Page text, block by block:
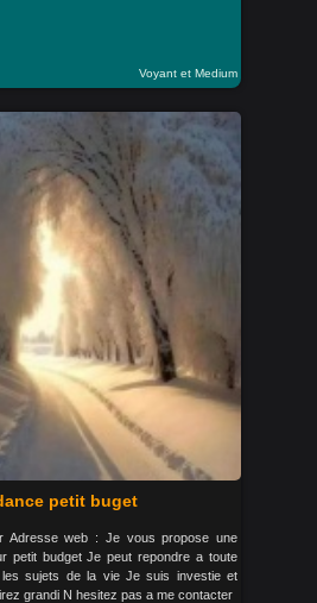
Voyant et Medium
petit buget
Adresse web : Je vous propose une
petit budget Je peut repondre a toute
sujets de la vie Je suis investie et
grandi N hesitez pas a me contacter